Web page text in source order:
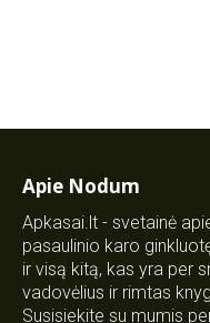
Apie Nodum
Apkasai.lt - svetainė
pasaulinio karo
ir visą kitą, kas yra per
vadovėlius ir rimtas
Susisiekite su mumis